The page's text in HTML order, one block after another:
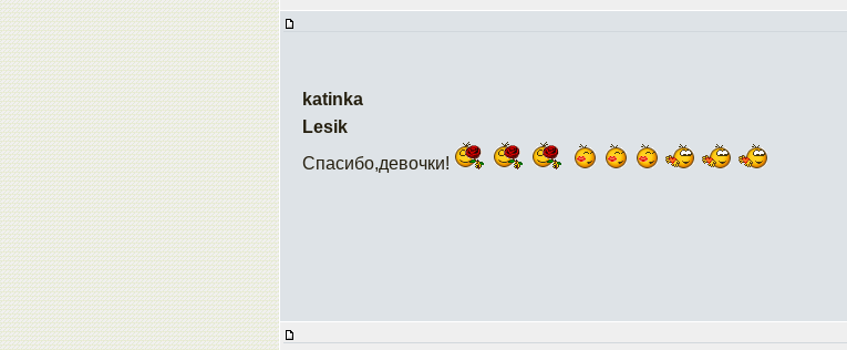
katinka
Lesik
Спасибо,девочки!